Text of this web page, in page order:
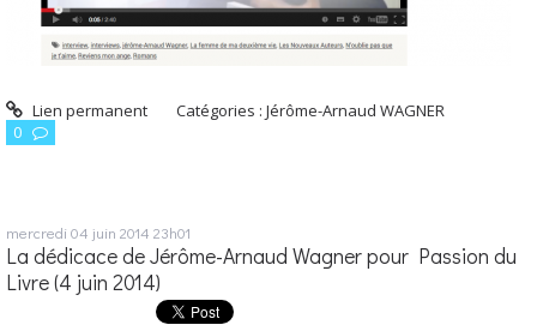
Lien permanent Catégories :Jérôme-Arnaud WAGNER
0
mercredi 04 juin 2014 23h01
La dédicace de Jérôme-Arnaud Wagner pour Passion du
Livre (4 juin 2014)